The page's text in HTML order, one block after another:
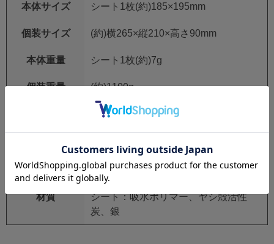
本体サイズ シート1枚(約)185×195mm
個装サイズ (約)横265×縦210×高さ90mm
本体重量 シート1枚(約)7g
個装重量 (約)1100g
シート：中国 企画・セット・検品：
セット内容
シート：吸水ポリマー、ヤシ殻活性
炭、銀、汚物袋：ポリエチレン
材質
シート：吸水ポリマー、ヤシ殻活性
炭、銀